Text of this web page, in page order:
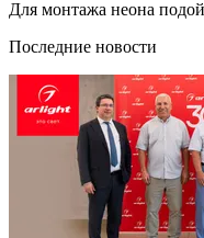
Для монтажа неона
Последние новости